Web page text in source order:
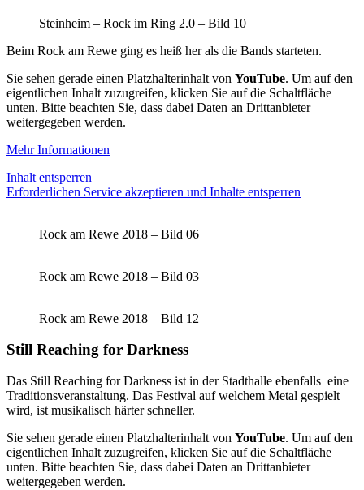
Steinheim – Rock im Ring 2.0 – Bild 10
Beim Rock am Rewe ging es heiß her als die Bands starteten.
Sie sehen gerade einen Platzhalterinhalt von YouTube. Um auf den
eigentlichen Inhalt zuzugreifen, klicken Sie auf die Schaltfläche
unten. Bitte beachten Sie, dass dabei Daten an Drittanbieter
weitergegeben werden.
Mehr Informationen
Inhalt entsperren
Erforderlichen Service akzeptieren und Inhalte entsperren
Rock am Rewe 2018 – Bild 06
Rock am Rewe 2018 – Bild 03
Rock am Rewe 2018 – Bild 12
Still Reaching for Darkness
Das Still Reaching for Darkness ist in der Stadthalle ebenfalls eine
Traditionsveranstaltung. Das Festival auf welchem Metal gespielt
wird, ist musikalisch härter schneller.
Sie sehen gerade einen Platzhalterinhalt von YouTube. Um auf den
eigentlichen Inhalt zuzugreifen, klicken Sie auf die Schaltfläche
unten. Bitte beachten Sie, dass dabei Daten an Drittanbieter
weitergegeben werden.